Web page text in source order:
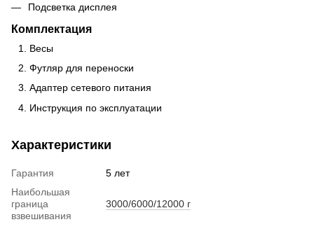
Подсветка дисплея
Комплектация
Весы
Футляр для переноски
Адаптер сетевого питания
Инструкция по эксплуатации
Характеристики
Гарантия
5 лет
Наибольшая
граница
взвешивания
3000/6000/12000 г